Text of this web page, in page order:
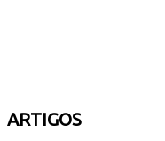
ARTIGOS